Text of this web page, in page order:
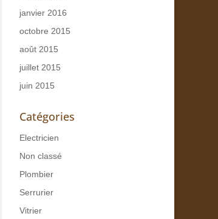
janvier 2016
octobre 2015
août 2015
juillet 2015
juin 2015
Catégories
Electricien
Non classé
Plombier
Serrurier
Vitrier